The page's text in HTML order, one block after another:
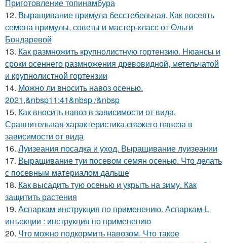
Приготовление топинамбура
12. Выращивание примула бесстебельная. Как посеять
семена примулы, советы и мастер-класс от Ольги
Бондаревой
13. Как размножить крупнолистную гортензию. Нюансы и
сроки осеннего размножения древовидной, метельчатой
и крупнолистной гортензии
14. Можно ли вносить навоз осенью.
2021,&nbsp11:41&nbsp /&nbsp
15. Как вносить навоз в зависимости от вида.
Сравнительная характеристика свежего навоза в
зависимости от вида
16. Луизеания посадка и уход. Выращивание луизеании
17. Выращивание туи посевом семян осенью. Что делать
с посевным материалом дальше
18. Как высадить тую осенью и укрыть на зиму. Как
защитить растения
19. Аспаркам инструкция по применению. Аспаркам-L
инъекции : инструкция по применению
20. Что можно подкормить навозом. Что такое